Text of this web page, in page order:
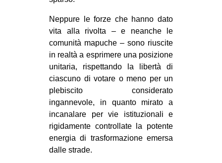
Neppure le forze che hanno dato
vita alla rivolta – e neanche le
comunità mapuche – sono riuscite
in realtà a esprimere una posizione
unitaria, rispettando la libertà di
ciascuno di votare o meno per un
plebiscito considerato
ingannevole, in quanto mirato a
incanalare per vie istituzionali e
rigidamente controllate la potente
energia di trasformazione emersa
dalle strade.